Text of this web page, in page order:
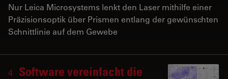
Nur Leica Microsystems lenkt den Laser mithilfe einer
Präzisionsoptik über Prismen entlang der gewünschten
Schnittlinie auf dem Gewebe
4
Software vereinfacht die